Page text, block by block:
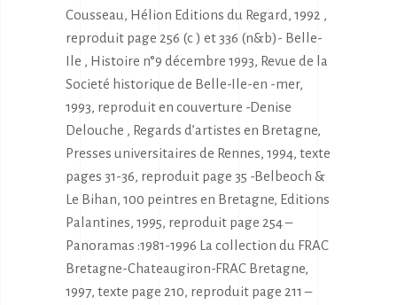
Cousseau, Hélion Editions du Regard, 1992 ,
reproduit page 256 (c ) et 336 (n&b)- Belle-
Ile , Histoire n°9 décembre 1993, Revue de la
Societé historique de Belle-Ile-en -mer,
1993, reproduit en couverture -Denise
Delouche , Regards d’artistes en Bretagne,
Presses universitaires de Rennes, 1994, texte
pages 31-36, reproduit page 35 -Belbeoch &
Le Bihan, 100 peintres en Bretagne, Editions
Palantines, 1995, reproduit page 254 –
Panoramas :1981-1996 La collection du FRAC
Bretagne-Chateaugiron-FRAC Bretagne,
1997, texte page 210, reproduit page 211 –